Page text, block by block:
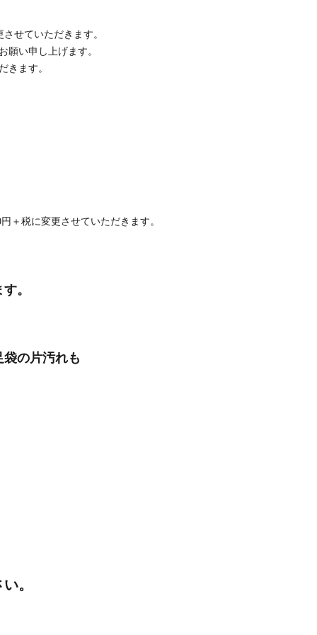
せていただきます。
願い申し上げます。
きます。
＋税に変更させていただきます。
。
の片汚れも
。